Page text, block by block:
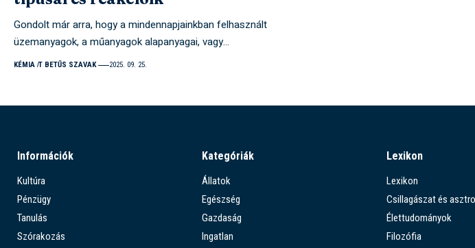
Gondolt már arra, hogy a mindennapjainkban felhasznált
üzemanyagok, a műanyagok alapanyagai, vagy…
KÉMIA T BETŰS SZAVAK 2025. 09. 25.
Információk
Kultúra
Pénzügy
Tanulás
Szórakozás
Kategóriák
Állatok
Egészség
Gazdaság
Ingatlan
Lexikon
Lexikon
Csillagászat és
Élettudományok
Filozófia